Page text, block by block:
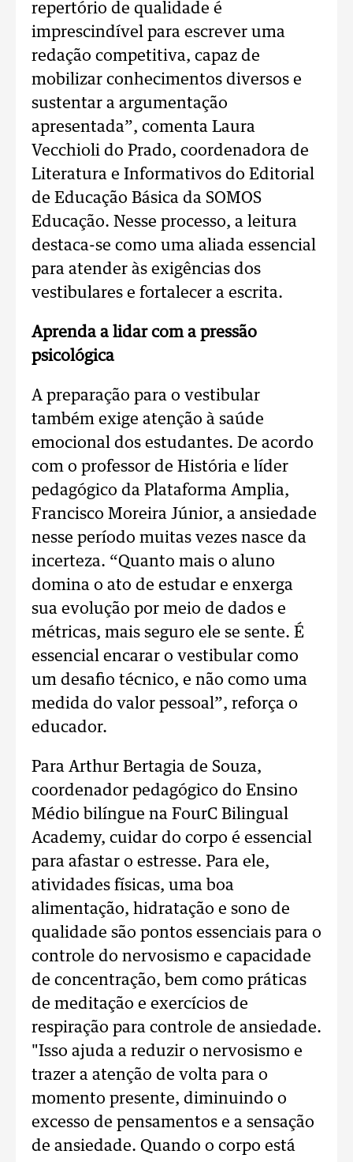
repertório de qualidade é
imprescindível para escrever uma
redação competitiva, capaz de
mobilizar conhecimentos diversos e
sustentar a argumentação
apresentada”, comenta Laura
Vecchioli do Prado, coordenadora de
Literatura e Informativos do Editorial
de Educação Básica da SOMOS
Educação. Nesse processo, a leitura
destaca-se como uma aliada essencial
para atender às exigências dos
vestibulares e fortalecer a escrita.
Aprenda a lidar com a pressão
psicológica
A preparação para o vestibular
também exige atenção à saúde
emocional dos estudantes. De acordo
com o professor de História e líder
pedagógico da Plataforma Amplia,
Francisco Moreira Júnior, a ansiedade
nesse período muitas vezes nasce da
incerteza. “Quanto mais o aluno
domina o ato de estudar e enxerga
sua evolução por meio de dados e
métricas, mais seguro ele se sente. É
essencial encarar o vestibular como
um desafio técnico, e não como uma
medida do valor pessoal”, reforça o
educador.
Para Arthur Bertagia de Souza,
coordenador pedagógico do Ensino
Médio bilíngue na FourC Bilingual
Academy, cuidar do corpo é essencial
para afastar o estresse. Para ele,
atividades físicas, uma boa
alimentação, hidratação e sono de
qualidade são pontos essenciais para o
controle do nervosismo e capacidade
de concentração, bem como práticas
de meditação e exercícios de
respiração para controle de ansiedade.
"Isso ajuda a reduzir o nervosismo e
trazer a atenção de volta para o
momento presente, diminuindo o
excesso de pensamentos e a sensação
de ansiedade. Quando o corpo está